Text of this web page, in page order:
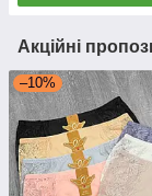
Акційні
–10%